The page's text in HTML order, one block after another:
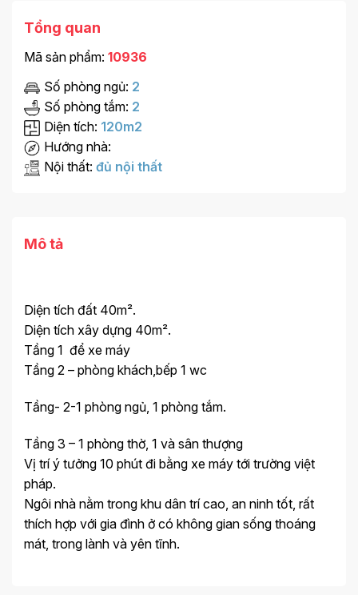
Tổng quan
Mã sản phẩm: 10936
Số phòng ngủ: 2
Số phòng tắm: 2
Diện tích: 120m2
Hướng nhà:
Nội thất: đủ nội thất
Mô tả
Diện tích đất 40m².
Diện tích xây dựng 40m².
Tầng 1 để xe máy
Tầng 2 – phòng khách,bếp 1 wc
Tầng- 2-1 phòng ngủ, 1 phòng tắm.
Tầng 3 – 1 phòng thờ, 1 và sân thượng
Vị trí ý tưởng 10 phút đi bằng xe máy tới trường việt
pháp.
Ngôi nhà nằm trong khu dân trí cao, an ninh tốt, rất
thích hợp với gia đình ở có không gian sống thoáng
mát, trong lành và yên tĩnh.